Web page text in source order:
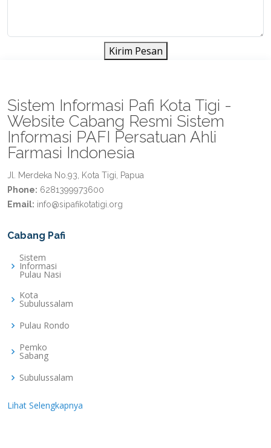
Kirim Pesan
Sistem Informasi Pafi Kota Tigi -
Website Cabang Resmi Sistem
Informasi PAFI Persatuan Ahli
Farmasi Indonesia
Jl. Merdeka No.93, Kota Tigi, Papua
Phone: 6281399973600
Email: info@sipafikotatigi.org
Cabang Pafi
Sistem
Informasi
Pulau Nasi
Kota
Subulussalam
Pulau Rondo
Pemko
Sabang
Subulussalam
Lihat Selengkapnya